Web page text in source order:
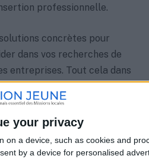
your privacy
on a device, such as cookies and
by a device for personalised
professionnelle.
concrètes pour
dans vos recherches de
entreprises. Tout cela dans
à l’emploi.
de Nyons sont les